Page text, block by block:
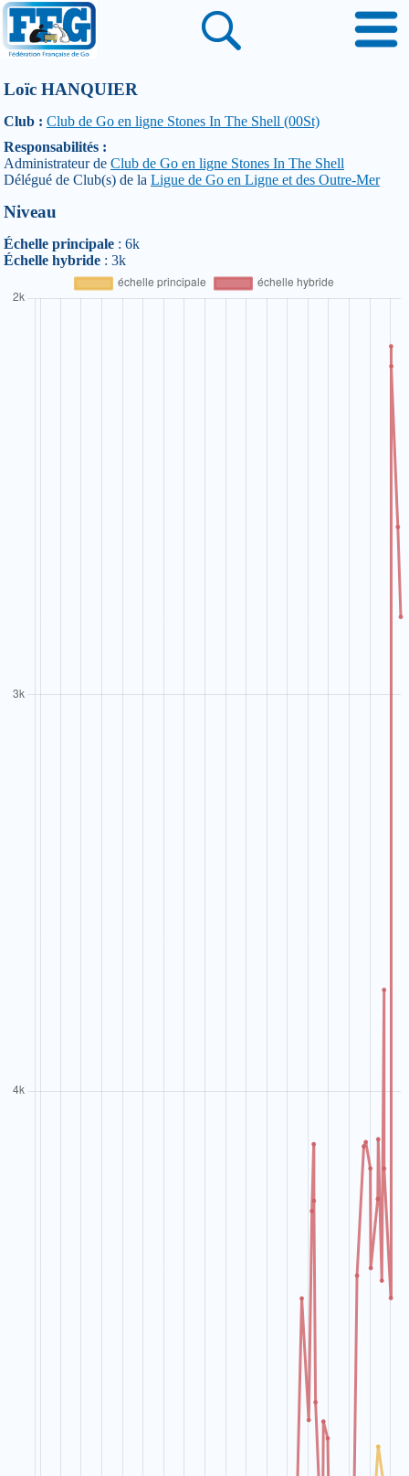
Loïc HANQUIER
Club : Club de Go en ligne Stones In The Shell (00St)
Responsabilités :
Administrateur de Club de Go en ligne Stones In The Shell
Délégué de Club(s) de la Ligue de Go en Ligne et des Outre-Mer
Niveau
Échelle principale : 6k
Échelle hybride : 3k